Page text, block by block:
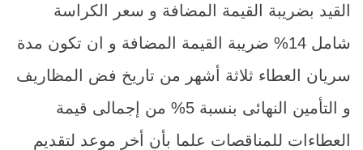
القيد بضريبة القيمة المضافة و سعر الكراسة
شامل 14% ضريبة القيمة المضافة و ان تكون مدة
سريان العطاء ثلاثة أشهر من تاريخ فض المظاريف
و التأمين النهائى بنسبة 5% من إجمالى قيمة
العطاءات للمناقصات علما بأن أخر موعد لتقديم